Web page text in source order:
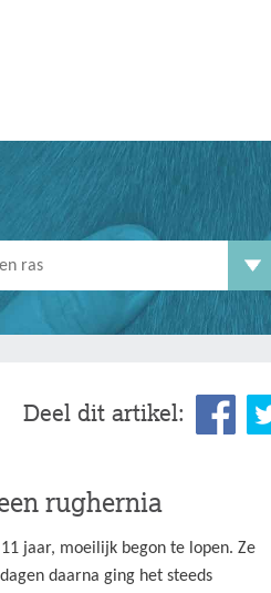
Deel dit artikel:
rughernia
jaar, moeilijk begon te lopen. Ze
daarna ging het steeds